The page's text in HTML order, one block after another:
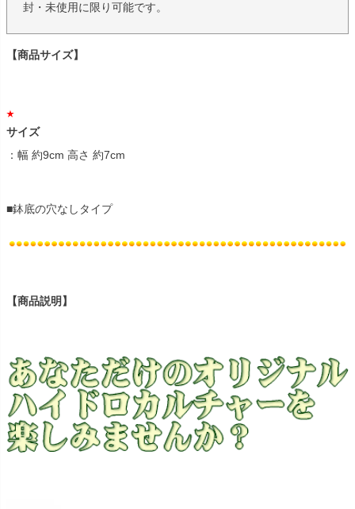
封・未使用に限り可能です。
【商品サイズ】
サイズ
：幅 約9cm 高さ 約7cm
■鉢底の穴なしタイプ
【商品説明】